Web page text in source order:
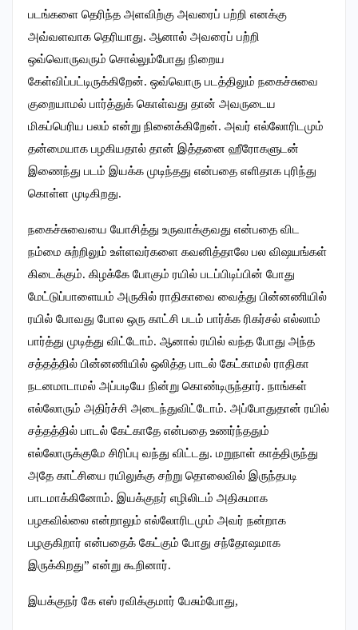
படங்களை தெரிந்த அளவிற்கு அவரைப் பற்றி எனக்கு
அவ்வளவாக தெரியாது. ஆனால் அவரைப் பற்றி
ஒவ்வொருவரும் சொல்லும்போது நிறைய
கேள்விப்பட்டிருக்கிறேன். ஒவ்வொரு படத்திலும் நகைச்சுவை
குறையாமல் பார்த்துக் கொள்வது தான் அவருடைய
மிகப்பெரிய பலம் என்று நினைக்கிறேன். அவர் எல்லோரிடமும்
தன்மையாக பழகியதால் தான் இத்தனை ஹீரோகளுடன்
இணைந்து படம் இயக்க முடிந்தது என்பதை எளிதாக புரிந்து
கொள்ள முடிகிறது.
நகைச்சுவையை யோசித்து உருவாக்குவது என்பதை விட
நம்மை சுற்றிலும் உள்ளவர்களை கவனித்தாலே பல விஷயங்கள்
கிடைக்கும். கிழக்கே போகும் ரயில் படப்பிடிப்பின் போது
மேட்டுப்பாளையம் அருகில் ராதிகாவை வைத்து பின்னணியில்
ரயில் போவது போல ஒரு காட்சி படம் பார்க்க ரிகர்சல் எல்லாம்
பார்த்து முடித்து விட்டோம். ஆனால் ரயில் வந்த போது அந்த
சத்தத்தில் பின்னணியில் ஒலித்த பாடல் கேட்காமல் ராதிகா
நடனமாடாமல் அப்படியே நின்று கொண்டிருந்தார். நாங்கள்
எல்லோரும் அதிர்ச்சி அடைந்துவிட்டோம். அப்போதுதான் ரயில்
சத்தத்தில் பாடல் கேட்காதே என்பதை உணர்ந்ததும்
எல்லோருக்குமே சிரிப்பு வந்து விட்டது. மறுநாள் காத்திருந்து
அதே காட்சியை ரயிலுக்கு சற்று தொலைவில் இருந்தபடி
பாடமாக்கினோம். இயக்குநர் எழிலிடம் அதிகமாக
பழகவில்லை என்றாலும் எல்லோரிடமும் அவர் நன்றாக
பழகுகிறார் என்பதைக் கேட்கும் போது சந்தோஷமாக
இருக்கிறது” என்று கூறினார்.
இயக்குநர் கே எஸ் ரவிக்குமார் பேசும்போது,